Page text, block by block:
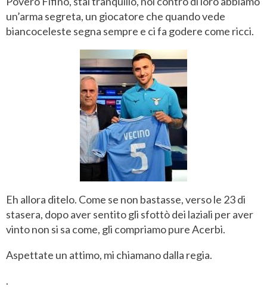
un’arma segreta, un giocatore che quando vede
biancoceleste segna sempre e ci fa godere come ricci.
Eh allora ditelo. Come se non bastasse, verso le 23 di
stasera, dopo aver sentito gli sfottò dei laziali per aver
vinto non si sa come, gli compriamo pure Acerbi.
Aspettate un attimo, mi chiamano dalla regia.
.